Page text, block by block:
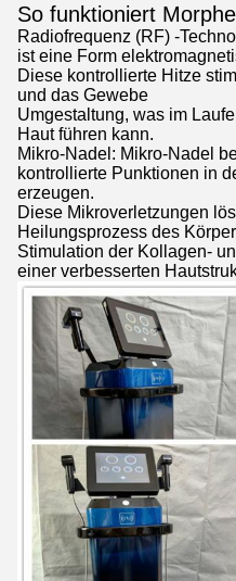
So funktioniert
Radiofrequenz (RF) -
ist eine Form
Diese kontrollierte Hitze
und das Gewebe
Umgestaltung, was im
Haut führen kann.
Mikro-Nadel: Mikro-Nadel
kontrollierte Punktionen in
erzeugen.
Diese Mikroverletzungen
Heilungsprozess des
Stimulation der Kollagen-
einer verbesserten